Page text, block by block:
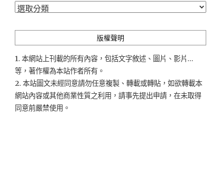
分
版權聲明
1. 本網站上刊載的所有內容，包括文字敘述、圖片、影片...
等，著作權為本站作者所有。
2. 本站圖文未經同意請勿任意複製、轉載或轉貼，如欲轉載本
網站內容或其他商業性質之利用，請事先提出申請，在未取得
同意前嚴禁使用。